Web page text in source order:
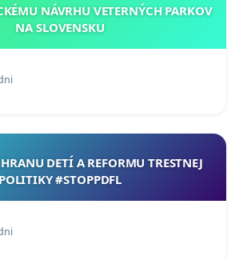
NÁVRHU VETERNÝCH PARKOV
NA SLOVENSKU
DETÍ A REFORMU TRESTNEJ
POLITIKY #STOPPDFL